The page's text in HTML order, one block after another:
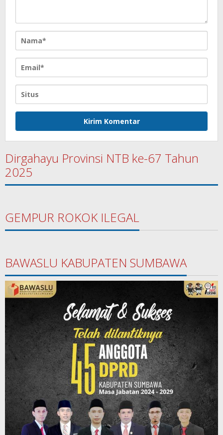
Dirgahayu Provinsi NTB ke-67 Tahun
2025
GEMPUR ROKOK ILEGAL
BAWASLU KABUPATEN SUMBAWA